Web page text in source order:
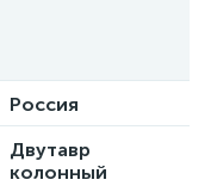
Россия
Двутавр
колонный